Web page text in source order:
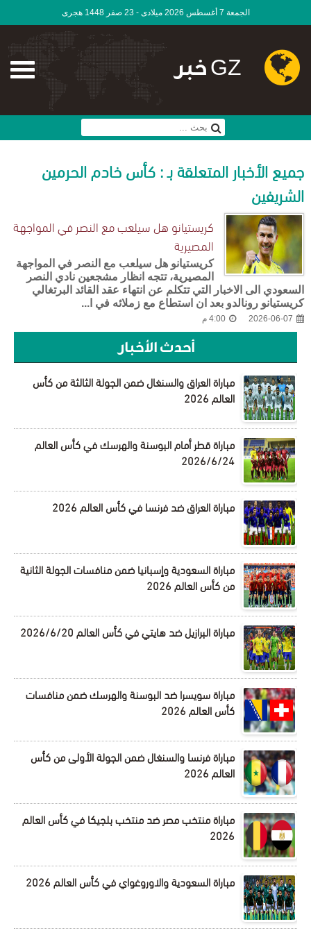
الجمعة 7 أغسطس 2026 ميلادى - 23 صفر 1448 هجرى
GZ خبر
جميع الأخبار المتعلقة بـ : كأس خادم الحرمين
الشريفين
كريستيانو هل سيلعب مع النصر في المواجهة
المصيرية
كريستيانو هل سيلعب مع النصر في المواجهة
المصيرية، تتجه انظار مشجعين نادي النصر
السعودي الى الاخبار التي تتكلم عن انتهاء عقد القائد البرتغالي
كريستيانو رونالدو بعد ان استطاع مع زملائه في ا...
2026-06-07 4:00 م
أحدث الأخبار
مباراة العراق والسنغال ضمن الجولة الثالثة من كأس
العالم 2026
مباراة قطر أمام البوسنة والهرسك في كأس العالم
2026/6/24
مباراة العراق ضد فرنسا في كأس العالم 2026
مباراة السعودية وإسبانيا ضمن منافسات الجولة الثانية
من كأس العالم 2026
مباراة البرازيل ضد هايتي في كأس العالم 2026/6/20
مباراة سويسرا ضد البوسنة والهرسك ضمن منافسات
كأس العالم 2026
مباراة فرنسا والسنغال ضمن الجولة الأولى من كأس
العالم 2026
مباراة منتخب مصر ضد منتخب بلجيكا في كأس العالم
2026
مباراة السعودية والاوروغواي في كأس العالم 2026